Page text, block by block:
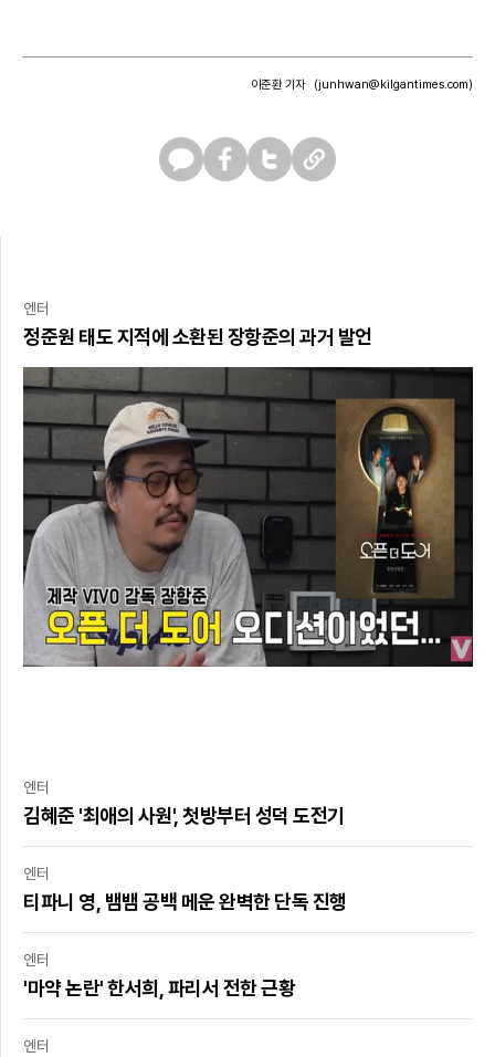
이준환 기자 (junhwan@kilgantimes.com)
엔터
정준원 태도 지적에 소환된 장항준의 과거 발언
엔터
김혜준 '최애의 사원', 첫방부터 성덕 도전기
엔터
티파니 영, 뱀뱀 공백 메운 완벽한 단독 진행
엔터
'마약 논란' 한서희, 파리서 전한 근황
엔터